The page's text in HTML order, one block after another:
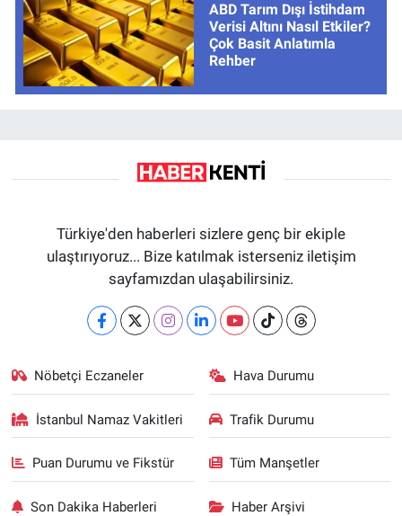
ABD Tarım Dışı İstihdam
Verisi Altını Nasıl Etkiler?
Çok Basit Anlatımla
Rehber
Türkiye'den haberleri sizlere genç bir ekiple
ulaştırıyoruz... Bize katılmak isterseniz iletişim
sayfamızdan ulaşabilirsiniz.
Nöbetçi Eczaneler Hava Durumu
İstanbul Namaz Vakitleri Trafik Durumu
Puan Durumu ve Fikstür Tüm Manşetler
Son Dakika Haberleri Haber Arşivi